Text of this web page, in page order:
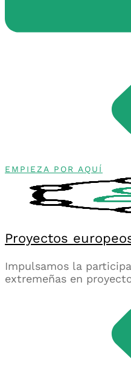
EMPIEZA POR AQUÍ
Proyectos
Impulsamos la
extremeñas en